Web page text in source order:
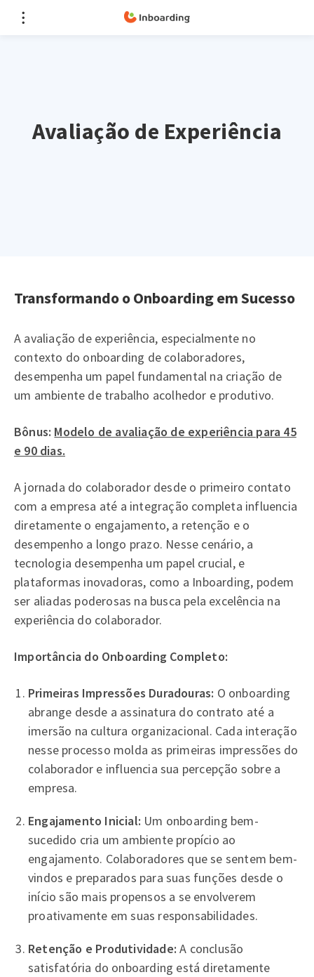
Avaliação de Experiência
Transformando o Onboarding em Sucesso
A avaliação de experiência, especialmente no
contexto do onboarding de colaboradores,
desempenha um papel fundamental na criação de
um ambiente de trabalho acolhedor e produtivo.
Bônus: Modelo de avaliação de experiência para 45
e 90 dias.
A jornada do colaborador desde o primeiro contato
com a empresa até a integração completa influencia
diretamente o engajamento, a retenção e o
desempenho a longo prazo. Nesse cenário, a
tecnologia desempenha um papel crucial, e
plataformas inovadoras, como a Inboarding, podem
ser aliadas poderosas na busca pela excelência na
experiência do colaborador.
Importância do Onboarding Completo:
Primeiras Impressões Duradouras: O onboarding
abrange desde a assinatura do contrato até a
imersão na cultura organizacional. Cada interação
nesse processo molda as primeiras impressões do
colaborador e influencia sua percepção sobre a
empresa.
Engajamento Inicial: Um onboarding bem-
sucedido cria um ambiente propício ao
engajamento. Colaboradores que se sentem bem-
vindos e preparados para suas funções desde o
início são mais propensos a se envolverem
proativamente em suas responsabilidades.
Retenção e Produtividade: A conclusão
satisfatória do onboarding está diretamente